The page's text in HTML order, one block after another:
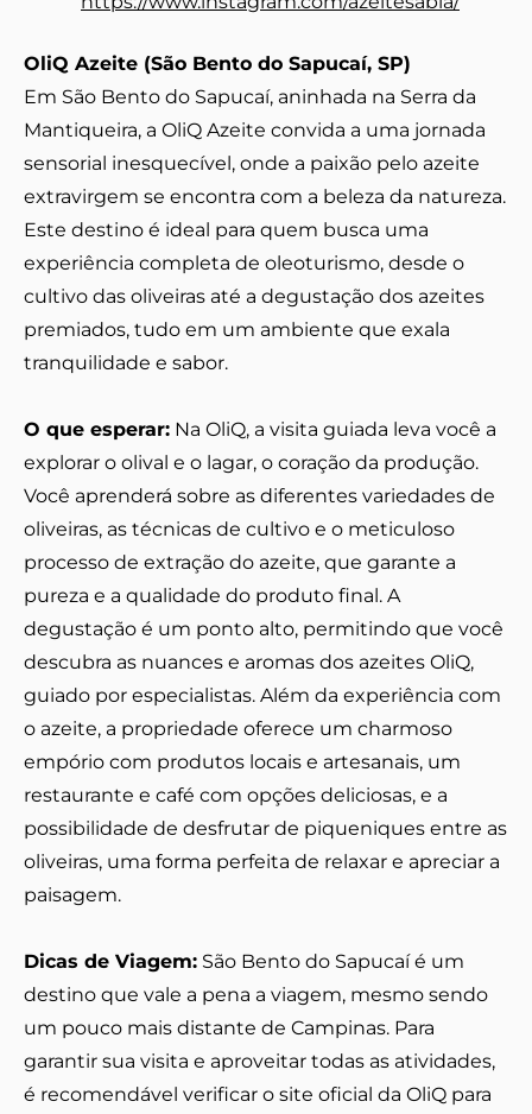
OliQ Azeite (São Bento do Sapucaí, SP)
Em São Bento do Sapucaí, aninhada na Serra da
Mantiqueira, a OliQ Azeite convida a uma jornada
sensorial inesquecível, onde a paixão pelo azeite
extravirgem se encontra com a beleza da natureza.
Este destino é ideal para quem busca uma
experiência completa de oleoturismo, desde o
cultivo das oliveiras até a degustação dos azeites
premiados, tudo em um ambiente que exala
tranquilidade e sabor.
O que esperar: Na OliQ, a visita guiada leva você a
explorar o olival e o lagar, o coração da produção.
Você aprenderá sobre as diferentes variedades de
oliveiras, as técnicas de cultivo e o meticuloso
processo de extração do azeite, que garante a
pureza e a qualidade do produto final. A
degustação é um ponto alto, permitindo que você
descubra as nuances e aromas dos azeites OliQ,
guiado por especialistas. Além da experiência com
o azeite, a propriedade oferece um charmoso
empório com produtos locais e artesanais, um
restaurante e café com opções deliciosas, e a
possibilidade de desfrutar de piqueniques entre as
oliveiras, uma forma perfeita de relaxar e apreciar a
paisagem.
Dicas de Viagem: São Bento do Sapucaí é um
destino que vale a pena a viagem, mesmo sendo
um pouco mais distante de Campinas. Para
garantir sua visita e aproveitar todas as atividades,
é recomendável verificar o site oficial da OliQ para